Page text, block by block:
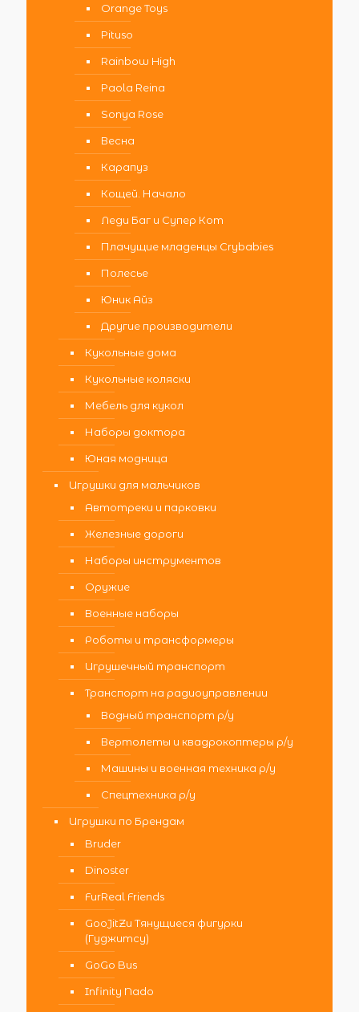
Orange Toys
Pituso
Rainbow High
Paola Reina
Sonya Rose
Весна
Карапуз
Кощей. Начало
Леди Баг и Супер Кот
Плачущие младенцы Crybabies
Полесье
Юник Айз
Другие производители
Кукольные дома
Кукольные коляски
Мебель для кукол
Наборы доктора
Юная модница
Игрушки для мальчиков
Автотреки и парковки
Железные дороги
Наборы инструментов
Оружие
Военные наборы
Роботы и трансформеры
Игрушечный транспорт
Транспорт на радиоуправлении
Водный транспорт р/у
Вертолеты и квадрокоптеры р/у
Машины и военная техника р/у
Спецтехника р/у
Игрушки по Брендам
Bruder
Dinoster
FurReal Friends
GooJitZu Тянущиеся фигурки
(Гуджитсу)
GoGo Bus
Infinity Nado